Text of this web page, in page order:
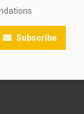
Subscribe